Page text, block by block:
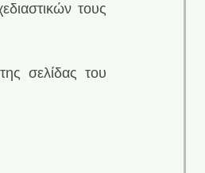
τους
σελίδας του